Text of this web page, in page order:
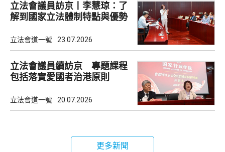
立法會議員訪京丨李慧琼：了
解到國家立法體制特點與優勢
立法會道一號 23.07.2026
立法會議員續訪京 專題課程
包括落實愛國者治港原則
立法會道一號 20.07.2026
更多新聞